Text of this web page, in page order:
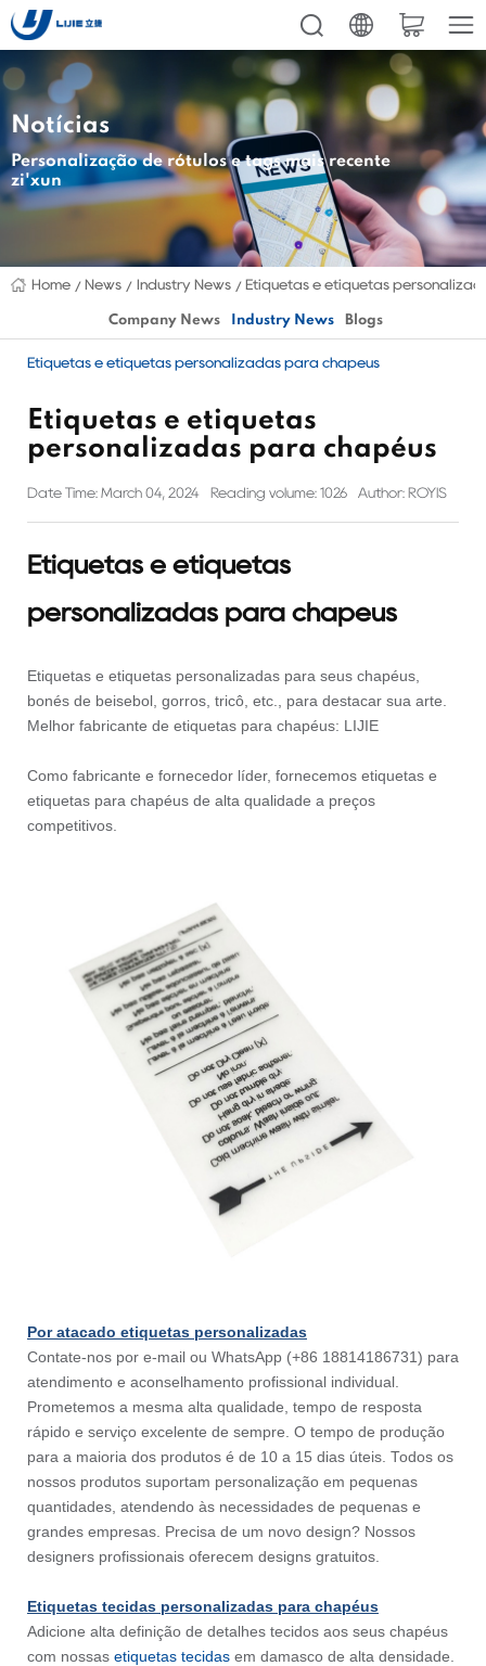
Notícias
Personalização de rótulos e tags mais recente
zi'xun
Home News Industry News Etiquetas e etiquetas
Company News Industry News Blogs
Etiquetas e etiquetas personalizadas para chapéus
Etiquetas e etiquetas
personalizadas para chapéus
Date Time: March 04, 2024 Reading volume: 1026 Author: ROYIS
Etiquetas e etiquetas
personalizadas para chapéus
Etiquetas e etiquetas personalizadas para seus chapéus,
bonés de beisebol, gorros, tricô, etc., para destacar sua arte.
Melhor fabricante de etiquetas para chapéus: LIJIE
Como fabricante e fornecedor líder, fornecemos etiquetas e
etiquetas para chapéus de alta qualidade a preços
competitivos.
Por atacado etiquetas personalizadas
Contate-nos por e-mail ou WhatsApp (+86 18814186731) para
atendimento e aconselhamento profissional individual.
Prometemos a mesma alta qualidade, tempo de resposta
rápido e serviço excelente de sempre. O tempo de produção
para a maioria dos produtos é de 10 a 15 dias úteis. Todos os
nossos produtos suportam personalização em pequenas
quantidades, atendendo às necessidades de pequenas e
grandes empresas. Precisa de um novo design? Nossos
designers profissionais oferecem designs gratuitos.
Etiquetas tecidas personalizadas para chapéus
Adicione alta definição de detalhes tecidos aos seus chapéus
com nossas etiquetas tecidas em damasco de alta densidade.